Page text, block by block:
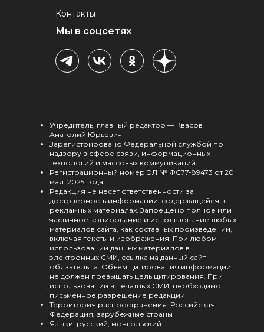
Контакты
Мы в соцсетях
Учредитель, главный редактор — Квасов
Анатолий Юрьевич
Зарегистрировано Федеральной службой по
надзору в сфере связи, информационных
технологий и массовых коммуникаций.
Регистрационный номер ЭЛ № ФС77-89473 от 20
мая 2025 года.
Редакция не несет ответственности за
достоверность информации, содержащейся в
рекламных материалах. Запрещено полное или
частичное копирование и использование любых
материалов сайта, как составных произведений,
включая тексты и изображения. При любом
использовании данных материалов в
электронных СМИ, ссылка на данный сайт
обязательна. Объем цитирования информации
не должен превышать цель цитирования. При
использовании в печатных СМИ, необходимо
письменное разрешение редакции.
Территория распространения: Российская
Федерация, зарубежные страны
Языки: русский, монгольский